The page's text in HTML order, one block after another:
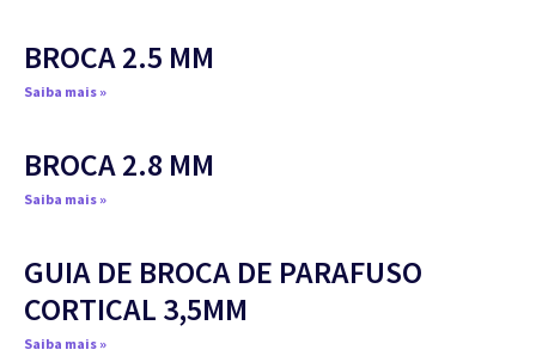
BROCA 2.5 MM
Saiba mais »
BROCA 2.8 MM
Saiba mais »
GUIA DE BROCA DE PARAFUSO
CORTICAL 3,5MM
Saiba mais »